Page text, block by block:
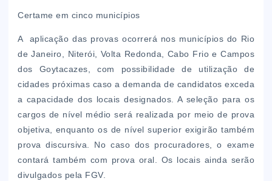
Certame em cinco municípios
A aplicação das provas ocorrerá nos municípios do Rio
de Janeiro, Niterói, Volta Redonda, Cabo Frio e Campos
dos Goytacazes, com possibilidade de utilização de
cidades próximas caso a demanda de candidatos exceda
a capacidade dos locais designados. A seleção para os
cargos de nível médio será realizada por meio de prova
objetiva, enquanto os de nível superior exigirão também
prova discursiva. No caso dos procuradores, o exame
contará também com prova oral. Os locais ainda serão
divulgados pela FGV.